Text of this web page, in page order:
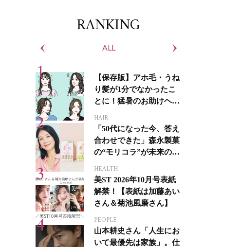
RANKING
ALL
【保存版】アホ毛・うね
り髪が1分でなかったこ
とに！猛暑のお助けヘア
HAIR
「50代になった今、答え
合わせできた」森永製菓
の“モリコラ”が未来のキ
HEALTH
美ST 2026年10月号表紙
解禁！【表紙は加藤あい
さん＆菊池風磨さん】
PEOPLE
山本耕史さん「人生にお
いて最優先は家族」。仕